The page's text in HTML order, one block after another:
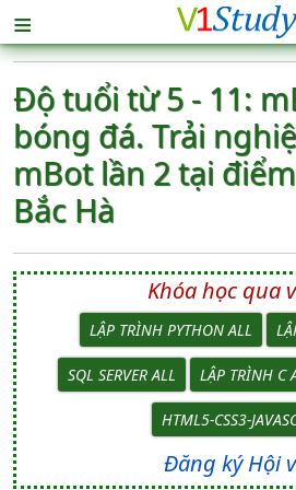
≡
Độ tuổi từ 5 - 11:
bóng đá. Trải
mBot lần 2 tại
Bắc Hà
Khóa học qua
LẬP TRÌNH PYTHON ALL
SQL SERVER ALL LẬP TRÌNH C
HTML5-CSS3-
Đăng ký Hội